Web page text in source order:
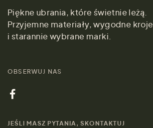
Piękne ubrania, które świetnie leżą.
Przyjemne materiały, wygodne kroje
i starannie wybrane marki.
OBSERWUJ NAS
JEŚLI MASZ PYTANIA, SKONTAKTUJ